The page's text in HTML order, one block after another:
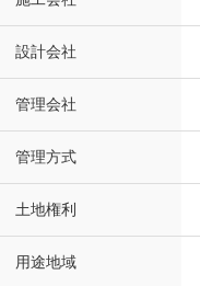
設計会社
管理会社
管理方式
土地権利
用途地域